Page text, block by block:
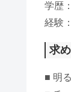
学歴
経験
求
■ 明